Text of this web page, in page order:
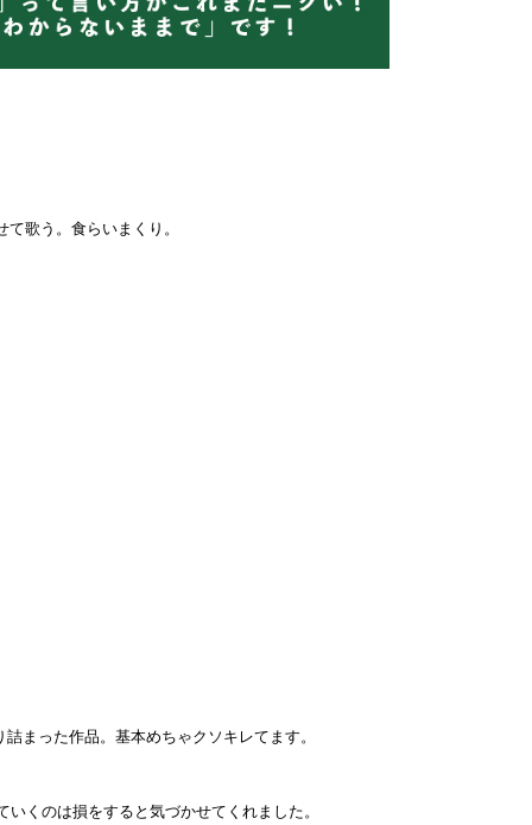
歌う。食らいまくり。
まった作品。基本めちゃクソキレてます。
くのは損をすると気づかせてくれました。